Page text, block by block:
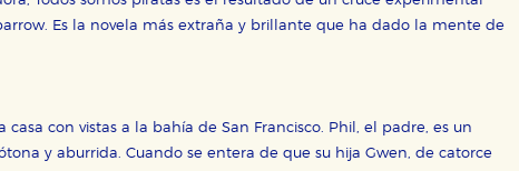
Es la novela más extraña y brillante que ha dado la mente de
casa con vistas a la bahía de San Francisco. Phil, el padre, es un
y aburrida. Cuando se entera de que su hija Gwen, de catorce
sociales
por nuestros socios publicitarios y se utilizan para mostrar